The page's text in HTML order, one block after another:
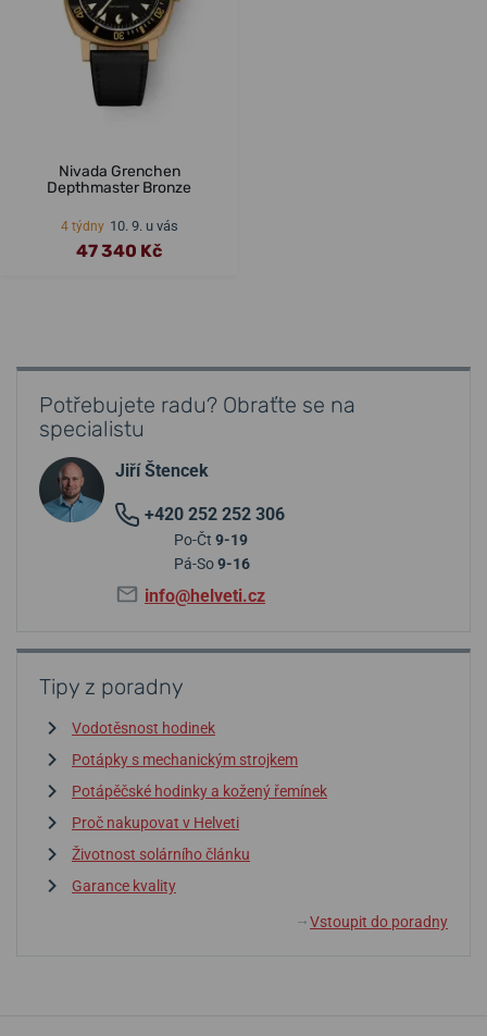
Nivada Grenchen
Depthmaster Bronze
4 týdny 10. 9. u vás
47 340 Kč
Potřebujete radu? Obraťte se na
specialistu
Jiří Štencek
+420 252 252 306
Po-Čt 9-19
Pá-So9-16
info@helveti.cz
Tipy z poradny
Vodotěsnost hodinek
Potápky s mechanickým strojkem
Potápěčské hodinky a kožený řemínek
Proč nakupovat v Helveti
Životnost solárního článku
Garance kvality
↓ Vstoupit do poradny